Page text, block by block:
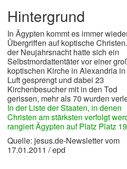
Hintergrund
In Ägypten kommt es immer
Übergriffen auf koptische
der Neujahrsnacht hatte sich ein
Selbstmordattentäter vor einer
koptischen Kirche in Alexandria
Luft gesprengt und dabei 23
Kirchenbesucher mit in den Tod
gerissen, mehr als 70 wurden
In der Liste der Staaten, in denen
Christen am stärksten verfolgt
rangiert Ägypten auf Platz Platz
Quelle: jesus.de-Newsletter vom
17.01.2011 / epd